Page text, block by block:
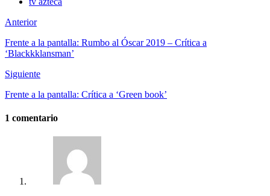
Anterior
Frente a la pantalla: Rumbo al Óscar 2019 – Crítica a
‘Blackkklansman’
Siguiente
Frente a la pantalla: Crítica a ‘Green book’
1 comentario